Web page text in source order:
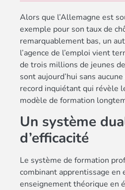
Alors que l’Allemagne est
exemple pour son taux de
remarquablement bas, un
l’agence de l’emploi vient
de trois millions de jeunes
sont aujourd’hui sans
record inquiétant qui révèle
modèle de formation
Un système
d’efficacité
Le système de formation
combinant apprentissage en
enseignement théorique en